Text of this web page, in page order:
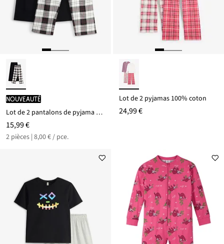
Nouveauté
Lot de 2 pantalons de pyjama 100% coton
15,99 €
2 pièces | 8,00 € / pce.
Lot de 2 pyjamas 100% coton
24,99 €